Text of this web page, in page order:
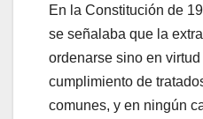
En la Constitución de
se señalaba que la
ordenarse sino en
cumplimiento de
comunes, y en ningún